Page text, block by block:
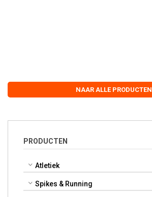
NAAR ALLE PRODUCTEN
PRODUCTEN
Atletiek
Spikes & Running